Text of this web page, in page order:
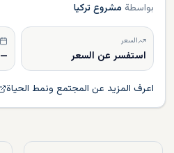
بواسطة مشروع تركيا
السعر
استفسر عن السعر —
اعرف المزيد عن المجتمع ونمط الحياة